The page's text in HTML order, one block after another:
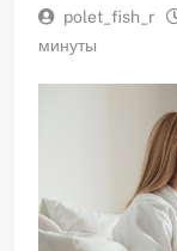
polet_fish_r
минуты